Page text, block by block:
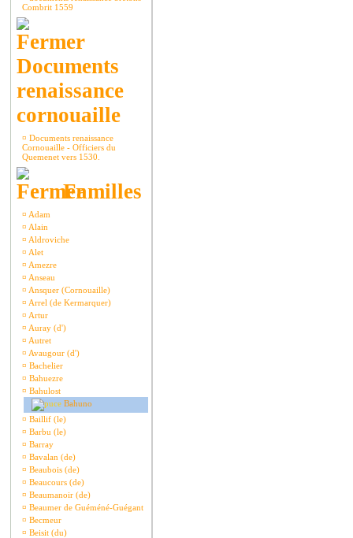
Combrit 1559
Documents
renaissance
cornouaille
¤ Documents renaissance
Cornouaille - Officiers du
Quemenet vers 1530.
Familles
¤ Adam
¤ Alain
¤ Aldroviche
¤ Alet
¤ Amezre
¤ Anseau
¤ Ansquer (Cornouaille)
¤ Arrel (de Kermarquer)
¤ Artur
¤ Auray (d')
¤ Autret
¤ Avaugour (d')
¤ Bachelier
¤ Bahuezre
¤ Bahulost
Bahuno
¤ Baillif (le)
¤ Barbu (le)
¤ Barray
¤ Bavalan (de)
¤ Beaubois (de)
¤ Beaucours (de)
¤ Beaumanoir (de)
¤ Beaumer de Guéméné-Guégant
¤ Becmeur
¤ Beisit (du)